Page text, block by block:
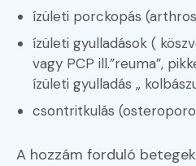
ízületi porckopás
ízületi gyulladások (
vagy PCP ill.”reuma”,
ízületi gyulladás „
csontritkulás
A hozzám forduló